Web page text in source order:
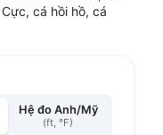
cá hồi hồ, cá
Hệ đo Anh/Mỹ
(ft, °F)